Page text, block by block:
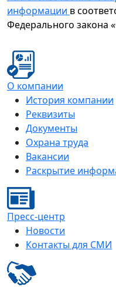
информации в
Федерального закона
О компании
История компании
Реквизиты
Документы
Охрана труда
Вакансии
Раскрытие
Пресс-центр
Новости
Контакты для СМИ